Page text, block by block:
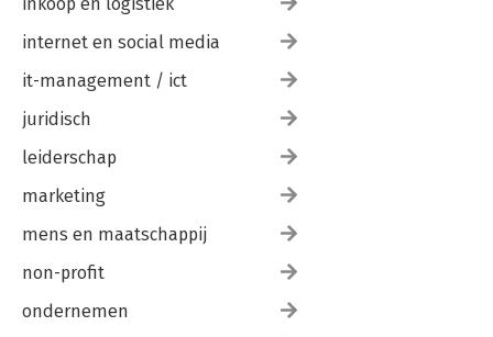
internet en social media
it-management / ict
juridisch
leiderschap
marketing
mens en maatschappij
non-profit
ondernemen